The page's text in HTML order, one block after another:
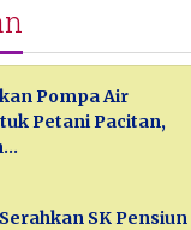
Pompa Air
Petani Pacitan,
SK Pensiun